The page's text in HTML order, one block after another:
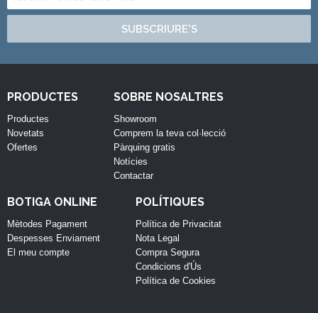
SUBSCRIURE'S
PRODUCTES
Productes
Novetats
Ofertes
SOBRE NOSALTRES
Showroom
Comprem la teva col·lecció
Pàrquing gratis
Notícies
Contactar
BOTIGA ONLINE
Mètodes Pagament
Despesses Enviament
El meu compte
POLÍTIQUES
Política de Privacitat
Nota Legal
Compra Segura
Condicions d'Ús
Política de Cookies